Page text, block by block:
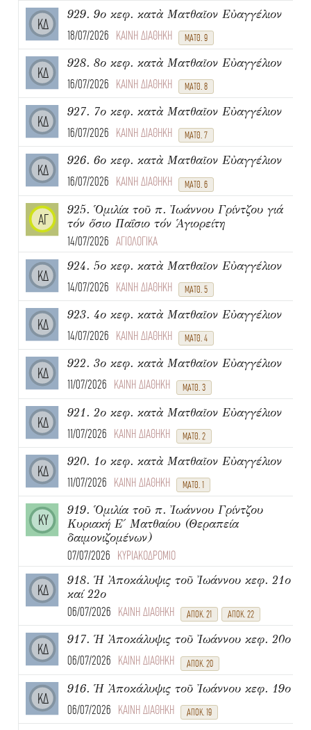
ΚΔ
929. 9ο κεφ. κατὰ Ματθαῖον Εὐαγγέλιον
18/07/2026 ΚΑΙΝΗ ΔΙΑΘΗΚΗ ΜΑΤΘ. 9
ΚΔ
928. 8ο κεφ. κατὰ Ματθαῖον Εὐαγγέλιον
16/07/2026 ΚΑΙΝΗ ΔΙΑΘΗΚΗ ΜΑΤΘ. 8
ΚΔ
927. 7ο κεφ. κατὰ Ματθαῖον Εὐαγγέλιον
16/07/2026 ΚΑΙΝΗ ΔΙΑΘΗΚΗ ΜΑΤΘ. 7
ΚΔ
926. 6ο κεφ. κατὰ Ματθαῖον Εὐαγγέλιον
16/07/2026 ΚΑΙΝΗ ΔΙΑΘΗΚΗ ΜΑΤΘ. 6
ΑΓ
925. Ὁμιλία τοῦ π. Ἰωάννου Γρίντζου γιά
τόν ὅσιο Παΐσιο τόν Ἁγιορείτη
14/07/2026 ΑΓΙΟΛΟΓΙΚΑ
ΚΔ
924. 5ο κεφ. κατὰ Ματθαῖον Εὐαγγέλιον
14/07/2026 ΚΑΙΝΗ ΔΙΑΘΗΚΗ ΜΑΤΘ. 5
ΚΔ
923. 4ο κεφ. κατὰ Ματθαῖον Εὐαγγέλιον
14/07/2026 ΚΑΙΝΗ ΔΙΑΘΗΚΗ ΜΑΤΘ. 4
ΚΔ
922. 3ο κεφ. κατὰ Ματθαῖον Εὐαγγέλιον
11/07/2026 ΚΑΙΝΗ ΔΙΑΘΗΚΗ ΜΑΤΘ. 3
ΚΔ
921. 2ο κεφ. κατὰ Ματθαῖον Εὐαγγέλιον
11/07/2026 ΚΑΙΝΗ ΔΙΑΘΗΚΗ ΜΑΤΘ. 2
ΚΔ
920. 1ο κεφ. κατὰ Ματθαῖον Εὐαγγέλιον
11/07/2026 ΚΑΙΝΗ ΔΙΑΘΗΚΗ ΜΑΤΘ. 1
ΚΥ
919. Ὁμιλία τοῦ π. Ἰωάννου Γρίντζου
Κυριακή Ε΄ Ματθαίου (Θεραπεία
δαιμονιζομένων)
07/07/2026 ΚΥΡΙΑΚΟΔΡΟΜΙΟ
ΚΔ
918. Ἡ Ἀποκάλυψις τοῦ Ἰωάννου κεφ. 21ο
καί 22ο
06/07/2026 ΚΑΙΝΗ ΔΙΑΘΗΚΗ ΑΠΟΚ. 21 ΑΠΟΚ. 22
ΚΔ
917. Ἡ Ἀποκάλυψις τοῦ Ἰωάννου κεφ. 20ο
06/07/2026 ΚΑΙΝΗ ΔΙΑΘΗΚΗ ΑΠΟΚ. 20
ΚΔ
916. Ἡ Ἀποκάλυψις τοῦ Ἰωάννου κεφ. 19ο
06/07/2026 ΚΑΙΝΗ ΔΙΑΘΗΚΗ ΑΠΟΚ. 19